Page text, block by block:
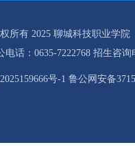
所有 2025 聊城科技职业学院
话：0635-7222768 招生咨询
号-1 鲁公网安备